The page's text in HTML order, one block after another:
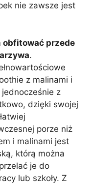
nie zawsze jest
obfitować przede
.
z malinami i
jednocześnie z
dzięki swojej
porze niż
i malinami jest
którą można
je do
lub szkoły. Z